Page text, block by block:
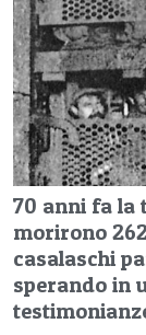
70 anni fa la
morirono
casalaschi
sperando in